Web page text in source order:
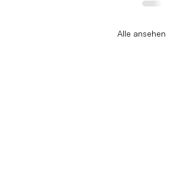
Alle ansehen